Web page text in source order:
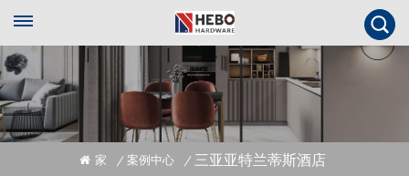
家 / 案例中心 / 三亚亚特兰蒂斯酒店